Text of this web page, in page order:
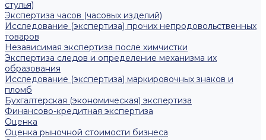
стулья)
Экспертиза часов (часовых изделий)
Исследование (экспертиза) прочих непродовольственных
товаров
Независимая экспертиза после химчистки
Экспертиза следов и определение механизма их
образования
Исследование (экспертиза) маркировочных знаков и
пломб
Бухгалтерская (экономическая) экспертиза
Финансово-кредитная экспертиза
Оценка
Оценка рыночной стоимости бизнеса